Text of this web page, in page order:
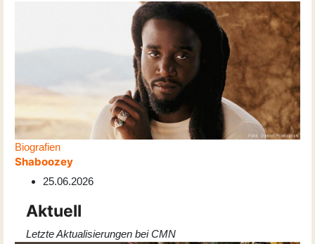
Biografien
Shaboozey
25.06.2026
Aktuell
Letzte Aktualisierungen bei CMN